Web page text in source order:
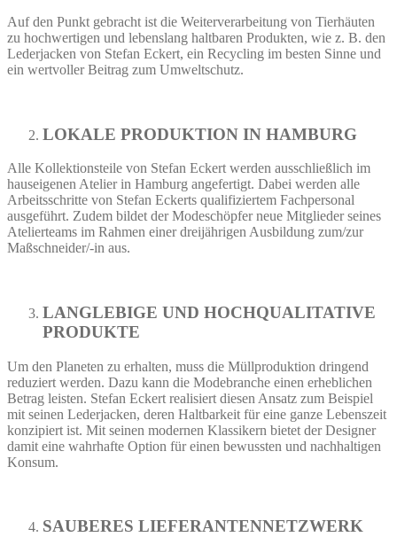
Auf den Punkt gebracht ist die Weiterverarbeitung von Tierhäuten
zu hochwertigen und lebenslang haltbaren Produkten, wie z. B. den
Lederjacken von Stefan Eckert, ein Recycling im besten Sinne und
ein wertvoller Beitrag zum Umweltschutz.
LOKALE PRODUKTION IN HAMBURG
Alle Kollektionsteile von Stefan Eckert werden ausschließlich im
hauseigenen Atelier in Hamburg angefertigt. Dabei werden alle
Arbeitsschritte von Stefan Eckerts qualifiziertem Fachpersonal
ausgeführt. Zudem bildet der Modeschöpfer neue Mitglieder seines
Atelierteams im Rahmen einer dreijährigen Ausbildung zum/zur
Maßschneider/-in aus.
LANGLEBIGE UND HOCHQUALITATIVE
PRODUKTE
Um den Planeten zu erhalten, muss die Müllproduktion dringend
reduziert werden. Dazu kann die Modebranche einen erheblichen
Betrag leisten. Stefan Eckert realisiert diesen Ansatz zum Beispiel
mit seinen Lederjacken, deren Haltbarkeit für eine ganze Lebenszeit
konzipiert ist. Mit seinen modernen Klassikern bietet der Designer
damit eine wahrhafte Option für einen bewussten und nachhaltigen
Konsum.
SAUBERES LIEFERANTENNETZWERK